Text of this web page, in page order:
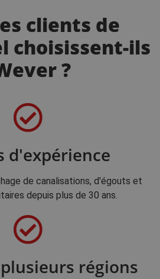
clients de
choisissent-ils
?
d'expérience
de canalisations, d'égouts et
depuis plus de 30 ans.
régions